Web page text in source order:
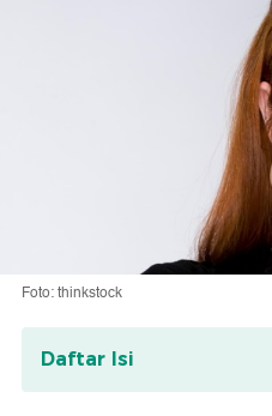
Foto: thinkstock
Daftar Isi
Apa Itu Trypophobia?